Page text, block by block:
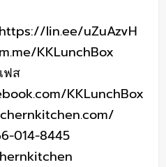
https://lin.ee/uZuAzvH
KKLunchBox
เฟส
KKLunchBox
014-8445